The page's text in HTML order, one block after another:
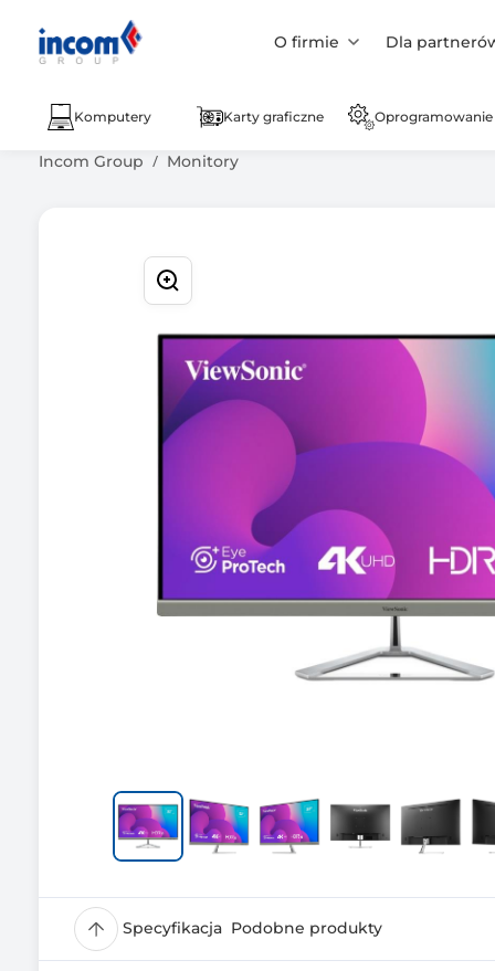
O firmie Dla
Komputery Karty graficzne Oprogramowanie
Incom Group Monitory
Specyfikacja Podobne produkty